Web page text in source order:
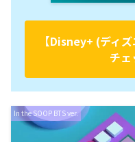
【Disney+ (ディ
チェ
In the SOOP BTS ver.